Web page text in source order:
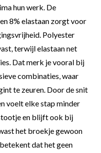
hun werk. De
en 8% elastaan zorgt voor
Polyester
terwijl elastaan net
Dat merk je vooral bij
combinaties, waar
te zeuren. Door de snit
voelt elke stap minder
en blijft ook bij
het broekje gewoon
dat het geen